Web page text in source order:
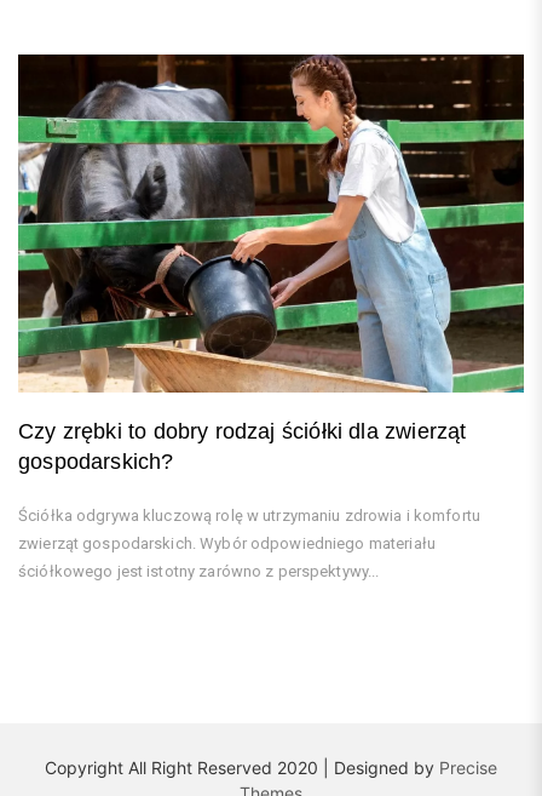
Czy zrębki to dobry rodzaj ściółki dla zwierząt
gospodarskich?
Ściółka odgrywa kluczową rolę w utrzymaniu zdrowia i komfortu
zwierząt gospodarskich. Wybór odpowiedniego materiału
ściółkowego jest istotny zarówno z perspektywy...
Copyright All Right Reserved 2020 | Designed by Precise